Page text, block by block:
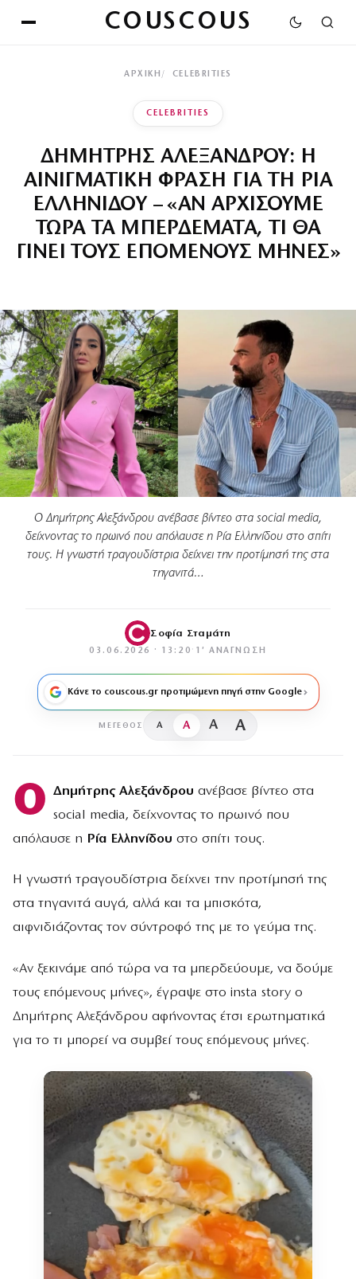
COUSCOUS
ΑΡΧΙΚΉ CELEBRITIES
CELEBRITIES
ΔΗΜΗΤΡΗΣ ΑΛΕΞΑΝΔΡΟΥ: Η
ΑΙΝΙΓΜΑΤΙΚΗ ΦΡΑΣΗ ΓΙΑ ΤΗ ΡΙΑ
ΕΛΛΗΝΙΔΟΥ – «ΑΝ ΑΡΧΙΣΟΥΜΕ
ΤΩΡΑ ΤΑ ΜΠΕΡΔΕΜΑΤΑ, ΤΙ ΘΑ
ΓΙΝΕΙ ΤΟΥΣ ΕΠΟΜΕΝΟΥΣ ΜΗΝΕΣ»
Ο Δημήτρης Αλεξάνδρου ανέβασε βίντεο στα social media,
δείχνοντας το πρωινό που απόλαυσε η Ρία Ελληνίδου στο σπίτι
τους. Η γνωστή τραγουδίστρια δείχνει την προτίμησή της στα
τηγανιτά…
Σοφία Σταμάτη
03.06.2026 · 13:20 · 1′ ΑΝΆΓΝΩΣΗ
Κάνε το couscous.gr προτιμώμενη πηγή στην Google
ΜΈΓΕΘΟΣ A A A A
Ο Δημήτρης Αλεξάνδρου ανέβασε βίντεο στα
social media, δείχνοντας το πρωινό που
απόλαυσε η Ρία Ελληνίδου στο σπίτι τους.
Η γνωστή τραγουδίστρια δείχνει την προτίμησή της
στα τηγανιτά αυγά, αλλά και τα μπισκότα,
αιφνιδιάζοντας τον σύντροφό της με το γεύμα της.
«Αν ξεκινάμε από τώρα να τα μπερδεύουμε, να δούμε
τους επόμενους μήνες», έγραψε στο insta story ο
Δημήτρης Αλεξάνδρου αφήνοντας έτσι ερωτηματικά
για το τι μπορεί να συμβεί τους επόμενους μήνες.